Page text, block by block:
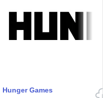
Hunger Games